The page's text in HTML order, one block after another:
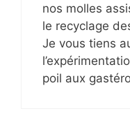
nos molles
le recyclage
Je vous tiens
poil aux